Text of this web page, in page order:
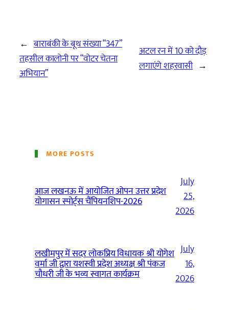
← बाराबंकी के बूथ संख्या “347”
तहसील कालोनी पर “वोटर चेतना
अभियान”
अटल रन में 10 को दौड़
लगाएंगे शहरवासी →
MORE POSTS
आज लखनऊ में आयोजित ओपन उत्तर प्रदेश
योगासन स्पोर्ट्स चैंपियनशिप-2026
July
25,
2026
लखीमपुर में सदर लोकप्रिय विधायक श्री योगेश
वर्मा जी द्वारा यशस्वी प्रदेश अध्यक्ष श्री पंकज
चौधरी जी के भव्य स्वागत कार्यक्रम
July
16,
2026